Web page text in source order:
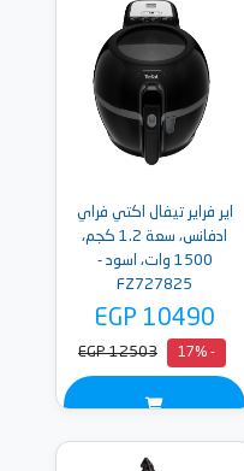
اير فراير تيفال اكتي فراي
ادفانس، سعة 1.2 كجم،
1500 وات، اسود -
FZ727825
EGP 10490
- 17%
EGP 12503